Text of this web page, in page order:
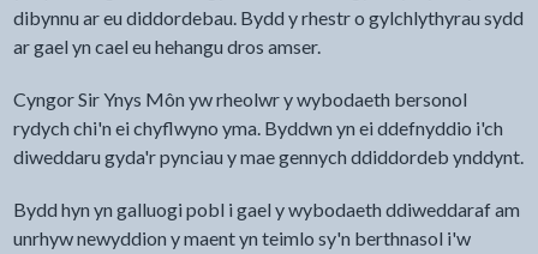
dibynnu ar eu diddordebau. Bydd y rhestr o gylchlythyrau sydd
ar gael yn cael eu hehangu dros amser.
Cyngor Sir Ynys Môn yw rheolwr y wybodaeth bersonol
rydych chi'n ei chyflwyno yma. Byddwn yn ei ddefnyddio i'ch
diweddaru gyda'r pynciau y mae gennych ddiddordeb ynddynt.
Bydd hyn yn galluogi pobl i gael y wybodaeth ddiweddaraf am
unrhyw newyddion y maent yn teimlo sy'n berthnasol i'w